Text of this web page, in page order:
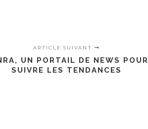
ARTICLE SUIVANT
UN PORTAIL DE NEWS POUR
SUIVRE LES TENDANCES